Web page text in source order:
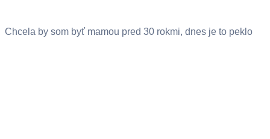
Chcela by som byť mamou pred 30 rokmi, dnes je to peklo